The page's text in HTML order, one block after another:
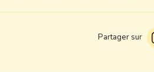
Partager sur